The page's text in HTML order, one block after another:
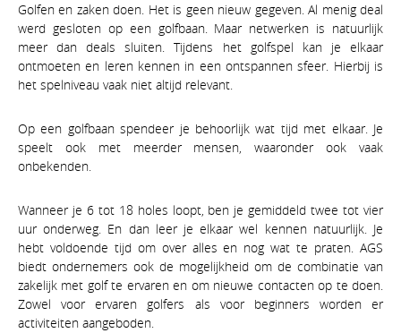
Golfen en zaken doen. Het is geen nieuw gegeven. Al menig deal
werd gesloten op een golfbaan. Maar netwerken is natuurlijk
meer dan deals sluiten. Tijdens het golfspel kan je elkaar
ontmoeten en leren kennen in een ontspannen sfeer. Hierbij is
het spelniveau vaak niet altijd relevant.
Op een golfbaan spendeer je behoorlijk wat tijd met elkaar. Je
speelt ook met meerder mensen, waaronder ook vaak
onbekenden.
Wanneer je 6 tot 18 holes loopt, ben je gemiddeld twee tot vier
uur onderweg. En dan leer je elkaar wel kennen natuurlijk. Je
hebt voldoende tijd om over alles en nog wat te praten. AGS
biedt ondernemers ook de mogelijkheid om de combinatie van
zakelijk met golf te ervaren en om nieuwe contacten op te doen.
Zowel voor ervaren golfers als voor beginners worden er
activiteiten aangeboden.